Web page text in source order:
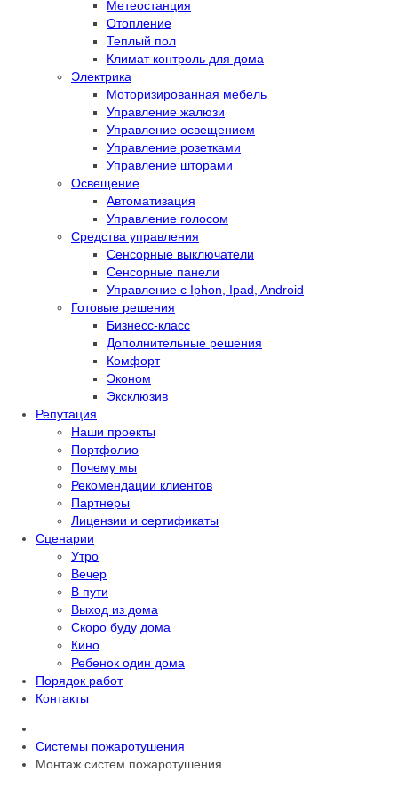
Метеостанция
Отопление
Теплый пол
Климат контроль для дома
Электрика
Моторизированная мебель
Управление жалюзи
Управление освещением
Управление розетками
Управление шторами
Освещение
Автоматизация
Управление голосом
Средства управления
Сенсорные выключатели
Сенсорные панели
Управление с Iphon, Ipad, Android
Готовые решения
Бизнесс-класс
Дополнительные решения
Комфорт
Эконом
Эксклюзив
Репутация
Наши проекты
Портфолио
Почему мы
Рекомендации клиентов
Партнеры
Лицензии и сертификаты
Сценарии
Утро
Вечер
В пути
Выход из дома
Скоро буду дома
Кино
Ребенок один дома
Порядок работ
Контакты
Системы пожаротушения
Монтаж систем пожаротушения